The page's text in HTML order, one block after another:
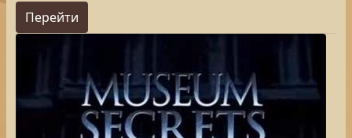
Перейти